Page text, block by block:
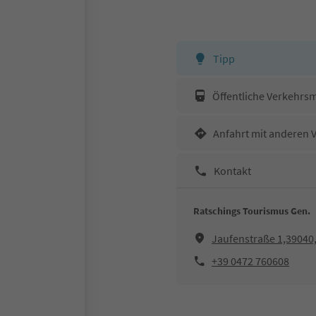
Tipp
Öffentliche
Anfahrt mit anderen
Kontakt
Ratschings Tourismus Gen.
Jaufenstraße
+39 0472 760608